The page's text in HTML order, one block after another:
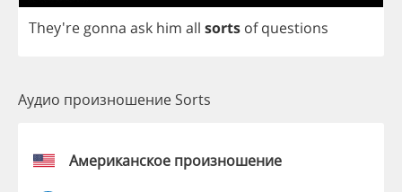
They'regonna ask him all sorts of questions
Аудио произношение Sorts
Американское произношение